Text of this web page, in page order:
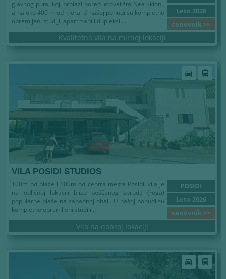
Leto 2026
cenovnik >>
glavnog puta, koji prolazi pored letovališta Nea Skioni,
a na oko 400 m od mora. U našoj ponudi su kompletno
opremljeni studiji, apartmani i dupleksi....
Kvalitetna vila na mirnoj lokaciji
directions_car directions_bus
VILA POSIDI STUDIOS
POSIDI
Leto 2026
cenovnik >>
100m od plaže i 100m od centra mesta Posidi, vila je
na odličnoj lokaciji blizu peščanog spruda (roga)
popularne plaže na zapadnoj obali. U našoj ponudi su
kompletno opremljeni studiji...
Vila na dobroj lokaciji
directions_car directions_bus